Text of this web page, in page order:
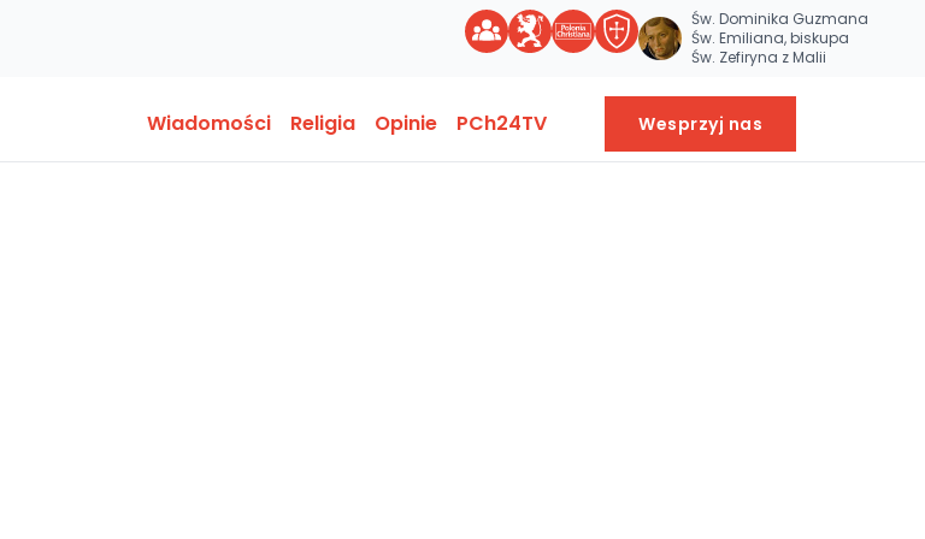
Św. Dominika Guzmana
Św. Emiliana, biskupa
Św. Zefiryna z Malii
Wiadomości Religia Opinie PCh24TV Wesprzyj nas